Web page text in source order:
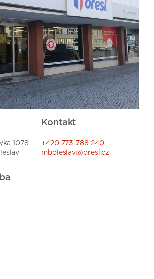
1078
Kontakt
+420 773 788 240
mboleslav@oresi.cz